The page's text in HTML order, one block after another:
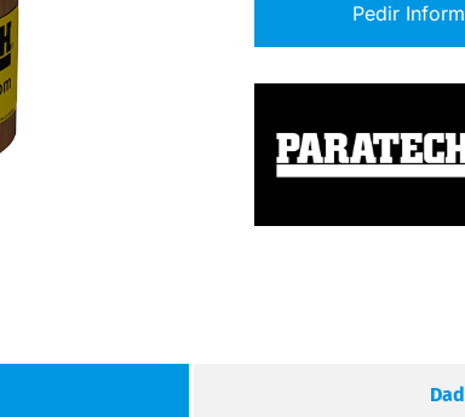
Pedir